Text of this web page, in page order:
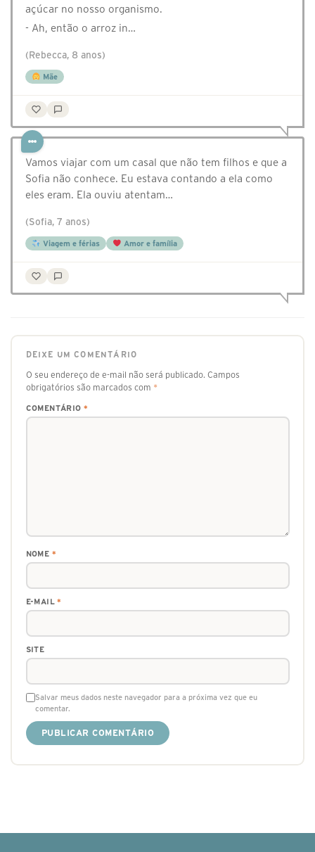
açúcar no nosso organismo.
- Ah, então o arroz in…
(Rebecca, 8 anos)
Mãe
Vamos viajar com um casal que não tem filhos e que a
Sofia não conhece. Eu estava contando a ela como
eles eram. Ela ouviu atentam…
(Sofia, 7 anos)
Viagem e férias Amor e família
DEIXE UM COMENTÁRIO
O seu endereço de e-mail não será publicado. Campos
obrigatórios são marcados com *
COMENTÁRIO *
NOME *
E-MAIL*
SITE
Salvar meus dados neste navegador para a próxima vez que eu
comentar.